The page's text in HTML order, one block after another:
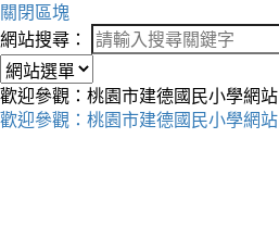
關閉區塊
網站搜尋：
歡迎參觀：桃園市建德國民小學網站
歡迎參觀：桃園市建德國民小學網站